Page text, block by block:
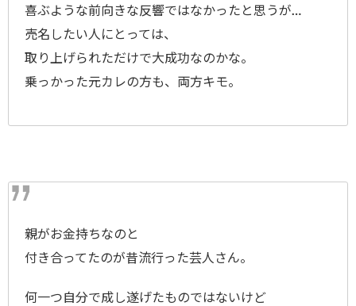
喜ぶような前向きな反響ではなかったと思うが…
売名したい人にとっては、
取り上げられただけで大成功なのかな。
乗っかった元カレの方も、両方キモ。
親がお金持ちなのと
付き合ってたのが昔流行った芸人さん。
何一つ自分で成し遂げたものではないけど